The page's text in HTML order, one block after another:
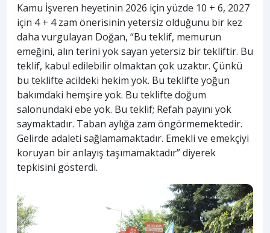
Kamu İşveren heyetinin 2026 için yüzde 10 + 6, 2027
için 4 + 4 zam önerisinin yetersiz olduğunu bir kez
daha vurgulayan Doğan, “Bu teklif, memurun
emeğini, alın terini yok sayan yetersiz bir tekliftir. Bu
teklif, kabul edilebilir olmaktan çok uzaktır. Çünkü
bu teklifte acildeki hekim yok. Bu teklifte yoğun
bakımdaki hemşire yok. Bu teklifte doğum
salonundaki ebe yok. Bu teklif; Refah payını yok
saymaktadır. Taban aylığa zam öngörmemektedir.
Gelirde adaleti sağlamamaktadır. Emekli ve emekçiyi
koruyan bir anlayış taşımamaktadır” diyerek
tepkisini gösterdi.